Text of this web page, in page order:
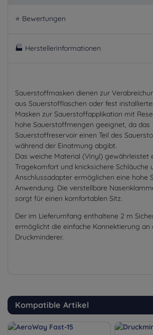
⭐ Bewertungen
🏭 Herstellerinformationen
Sauerstoffmasken dienen zur
aus Sauerstofflaschen oder fest
Masken zur Sauerstoffapplikation mit
hohe Sauerstoffmengen geeignet, da das
Sauerstoffreservoir einen Teil des
während der Einatmung abgibt.
Das weiche Material (Vinyl) gewährleistet
Tragekomfort und knicksichere Schläuche
Anschlussadapter ermöglichen eine hohe
Anwendung. Die verstellbare
sorgt für einen komfortablen Sitz.
Der im Lieferumfang enthaltene 2 m
ermöglicht die einfache Konnektierung an
Druckminderer.
Kompatible Artikel